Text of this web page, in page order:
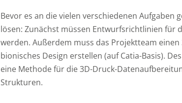
Bevor es an die vielen verschiedenen Aufgaben
lösen: Zunächst müssen Entwurfsrichtlinien für
werden. Außerdem muss das Projektteam einen
bionisches Design erstellen (auf Catia-Basis).
eine Methode für die 3D-Druck-
Strukturen.